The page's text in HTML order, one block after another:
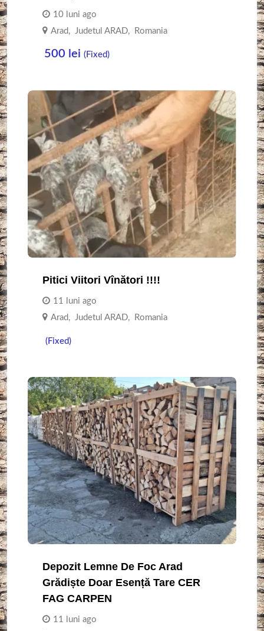
10 luni ago
Arad , Judetul ARAD, Romania
500 lei (Fixed)
Pitici Viitori Vînători !!!!
11 luni ago
Arad, Judetul ARAD, Romania
(Fixed)
Depozit Lemne De Foc Arad
Grădiște Doar Esență Tare CER
FAG CARPEN
11 luni ago